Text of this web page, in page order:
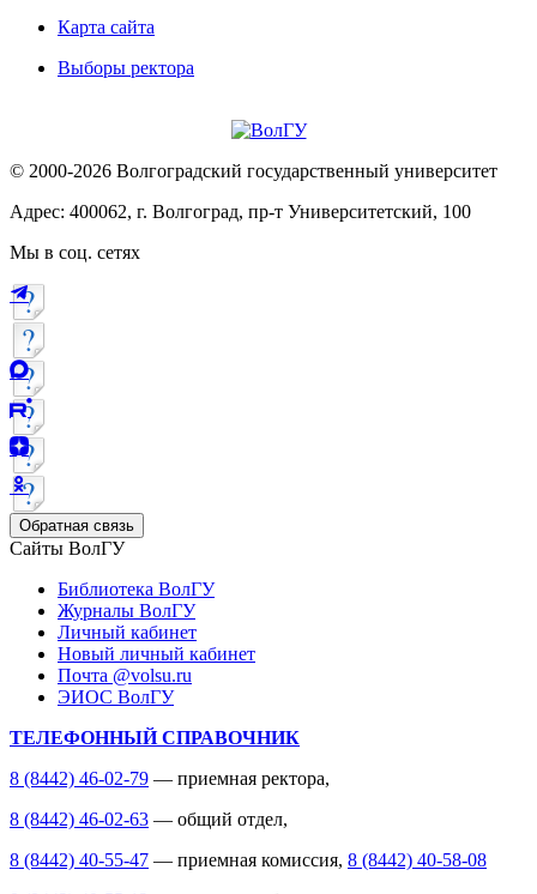
Карта сайта
Выборы ректора
© 2000-2026 Волгоградский государственный университет
Адрес: 400062, г. Волгоград, пр-т Университетский, 100
Мы в соц. сетях
Обратная связь
Сайты ВолГУ
Библиотека ВолГУ
Журналы ВолГУ
Личный кабинет
Новый личный кабинет
Почта @volsu.ru
ЭИОС ВолГУ
ТЕЛЕФОННЫЙ СПРАВОЧНИК
8 (8442) 46-02-79 — приемная ректора,
8 (8442) 46-02-63 — общий отдел,
8 (8442) 40-55-47 — приемная комиссия, 8 (8442) 40-58-08